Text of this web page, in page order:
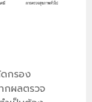
กรอง
กผลตรวจ